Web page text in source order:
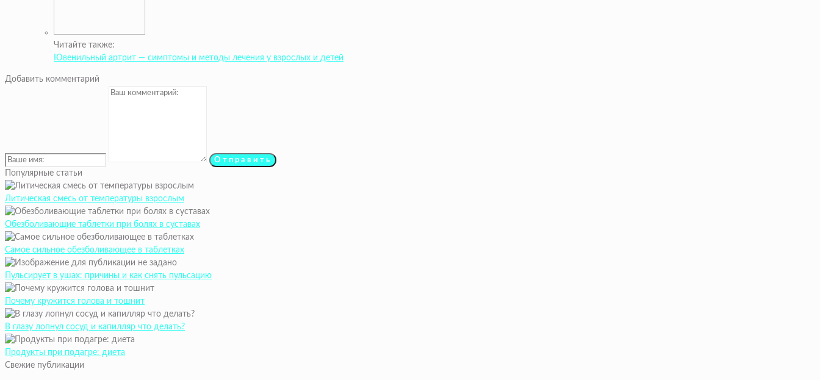
Читайте также:
Ювенильный артрит — симптомы и методы лечения у взрослых и детей
Добавить комментарий
Популярные статьи
Литическая смесь от температуры взрослым
Обезболивающие таблетки при болях в суставах
Самое сильное обезболивающее в таблетках
Пульсирует в ушах: причины и как снять пульсацию
Почему кружится голова и тошнит
В глазу лопнул сосуд и капилляр что делать?
Продукты при подагре: диета
Свежие публикации